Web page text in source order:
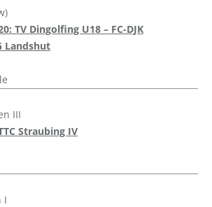
TV Dingolfing U18 – FC-DJK
Landshut
III
Straubing IV
I